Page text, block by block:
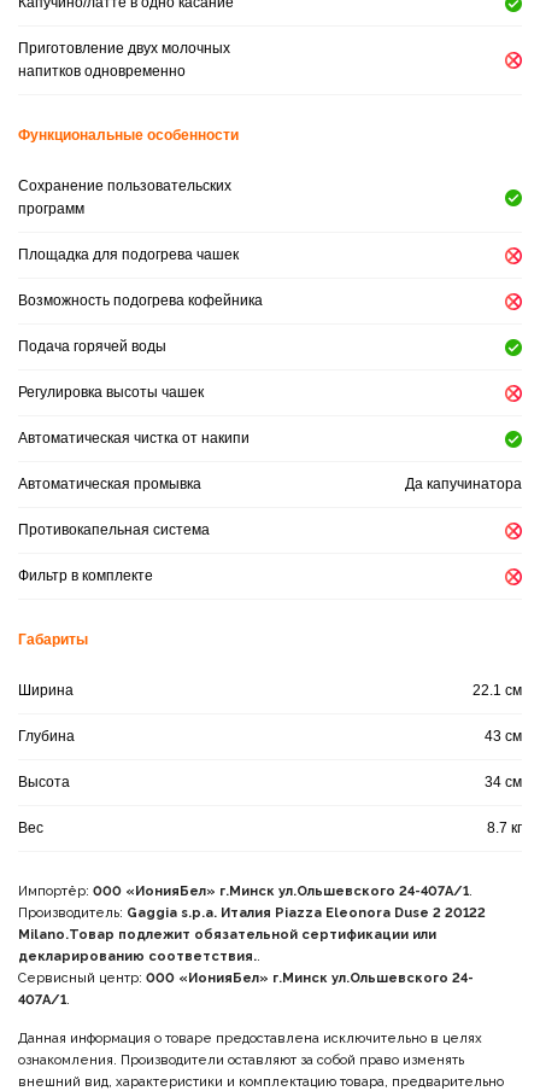
Приготовление двух молочных
напитков одновременно
Функциональные особенности
Сохранение пользовательских
программ
Площадка для подогрева чашек
Возможность подогрева кофейника
Подача горячей воды
Регулировка высоты чашек
Автоматическая чистка от накипи
Автоматическая промывка Да капучинатора
Противокапельная система
Фильтр в комплекте
Габариты
Ширина 22.1 см
Глубина 43 см
Высота 34 см
Вес 8.7 кг
Импортёр: 000 «ИонияБел» г.Минск ул.Ольшевского 24-407А/1.
Производитель: Gaggia s.p.a. Италия Piazza Eleonora Duse 2 20122
Milano.Товар подлежит обязательной сертификации или
декларированию соответствия..
Сервисный центр: 000 «ИонияБел» г.Минск ул.Ольшевского 24-
407А/1.
Данная информация о товаре предоставлена исключительно в целях
ознакомления. Производители оставляют за собой право изменять
внешний вид, характеристики и комплектацию товара, предварительно